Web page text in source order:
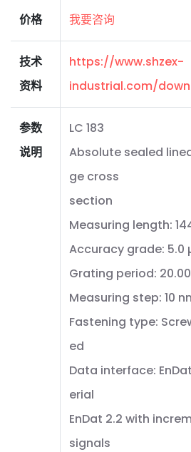
价格 我要咨询
技术
资料
https://www.shzex-
industrial.com/
参数
说明
LC 183
Absolute sealed
ge cross
section
Measuring length:
Accuracy grade: 5.0
Grating period:
Measuring step: 10
Fastening type:
ed
Data interface:
erial
EnDat 2.2 with
signals